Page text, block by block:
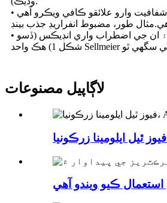
• شفافيت وارو علائقو ڪافي ويڪرو آهي (اٽڪل 0.18 μm کان 3 μm)، فيوز ٿيل سليڪا جي استعمال جي اجازت ڏئي ٿي نه رڳو مڪمل ڏسڻ واري اسپيڪٽرل علائقي ۾، پر الٽرا وائلٽ ۽ انفراريڊ ۾ پڻ.بهرحال،
• هڪ بيڪار مواد جي طور تي، فيوز ٿيل سليڪا نظرياتي طور تي آئوٽروپڪ آهي - ڪرسٽل لائن ڪوارٽز جي ابتڙ.ان جو مطلب اهو آهي ته ان ۾ ڪو به بيئرفرنگ نه آهي، ۽ ان جي اضطراب واري انڊيڪس (ڏسو
لاڳاپيل مصنوعات